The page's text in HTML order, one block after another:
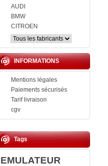
AUDI
BMW
CITROEN
INFORMATIONS
Mentions légales
Paiements sécurisés
Tarif livraison
cgv
Tags
EMULATEUR